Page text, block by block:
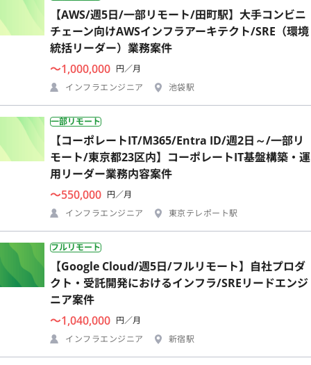
【AWS/週5日/一部リモート/田町駅】大手コンビニ
チェーン向けAWSインフラアーキテクト/SRE（環境
統括リーダー）業務案件
〜1,000,000 円／月
インフラエンジニア
池袋駅
一部リモート
【コーポレートIT/M365/Entra ID/週2日～/一部リ
モート/東京都23区内】コーポレートIT基盤構築・運
用リーダー業務内容案件
〜550,000 円／月
インフラエンジニア
東京テレポート駅
フルリモート
【Google Cloud/週5日/フルリモート】自社プロダ
クト・受託開発におけるインフラ/SREリードエンジ
ニア案件
〜1,040,000 円／月
インフラエンジニア
新宿駅